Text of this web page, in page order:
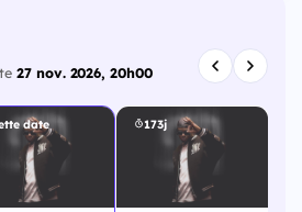
27 nov. 2026, 20h00
date 173j